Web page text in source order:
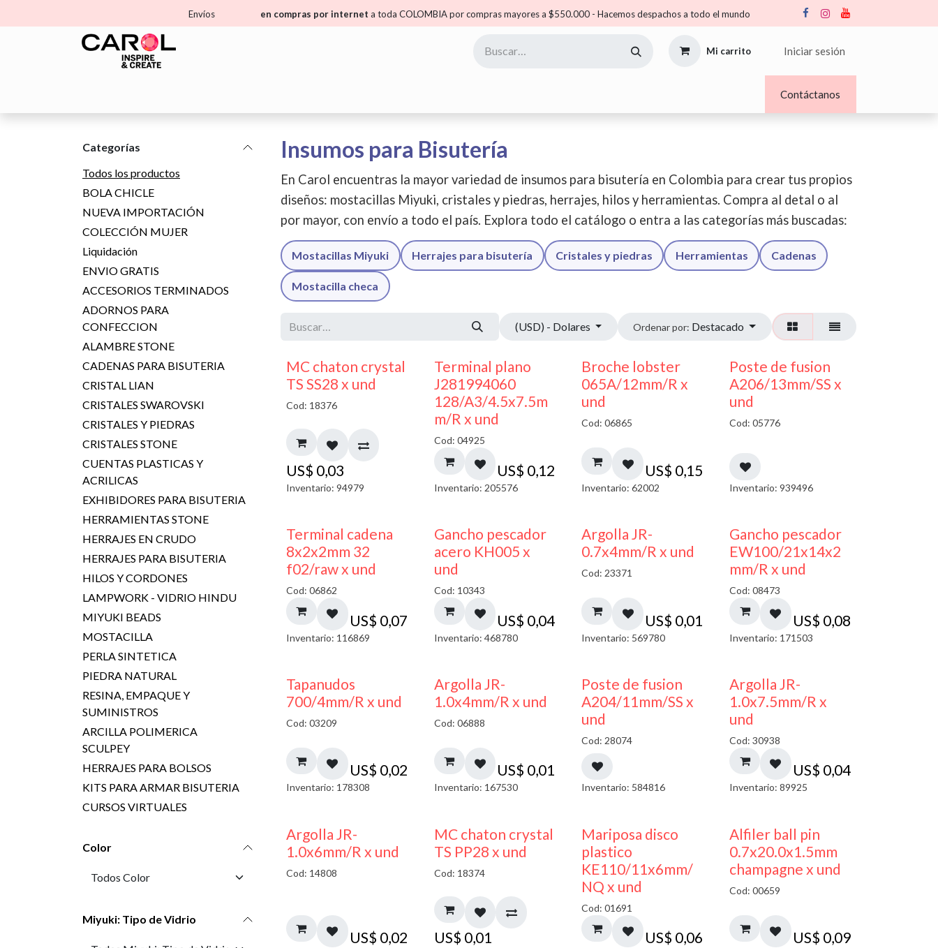
Envíos en compras por internet a toda COLOMBIA por compras mayores a $550.000 - Hacemos despachos a todo el mundo
Mi carrito Iniciar sesión
Contáctanos
Categorías
Todos los productos
BOLA CHICLE
NUEVA IMPORTACIÓN
COLECCIÓN MUJER
Liquidación
ENVIO GRATIS
ACCESORIOS TERMINADOS
ADORNOS PARA
CONFECCION
ALAMBRE STONE
CADENAS PARA BISUTERIA
CRISTAL LIAN
CRISTALES SWAROVSKI
CRISTALES Y PIEDRAS
CRISTALES STONE
CUENTAS PLASTICAS Y
ACRILICAS
EXHIBIDORES PARA BISUTERIA
HERRAMIENTAS STONE
HERRAJES EN CRUDO
HERRAJES PARA BISUTERIA
HILOS Y CORDONES
LAMPWORK - VIDRIO HINDU
MIYUKI BEADS
MOSTACILLA
PERLA SINTETICA
PIEDRA NATURAL
RESINA, EMPAQUE Y
SUMINISTROS
ARCILLA POLIMERICA
SCULPEY
HERRAJES PARA BOLSOS
KITS PARA ARMAR BISUTERIA
CURSOS VIRTUALES
Color
Miyuki: Tipo de Vidrio
Insumos para Bisutería
En Carol encuentras la mayor variedad de insumos para bisutería en Colombia para crear tus propios
diseños: mostacillas Miyuki, cristales y piedras, herrajes, hilos y herramientas. Compra al detal o al
por mayor, con envío a todo el país. Explora todo el catálogo o entra a las categorías más buscadas:
Mostacillas Miyuki Herrajes para bisutería Cristales y piedras Herramientas Cadenas
Mostacilla checa
(USD) - Dolares Ordenar por: Destacado
MC chaton crystal
TS SS28 x und
Cod: 18376
US$ 0,03
Inventario: 94979
Terminal plano
J281994060
128/A3/4.5x7.5m
m/R x und
Cod: 04925
US$ 0,12
Inventario: 205576
Broche lobster
065A/12mm/R x
und
Cod: 06865
US$ 0,15
Inventario: 62002
Poste de fusion
A206/13mm/SS x
und
Cod: 05776
Inventario: 939496
Terminal cadena
8x2x2mm 32
f02/raw x und
Cod: 06862
US$ 0,07
Inventario: 116869
Gancho pescador
acero KH005 x
und
Cod: 10343
US$ 0,04
Inventario: 468780
Argolla JR-
0.7x4mm/R x und
Cod: 23371
US$ 0,01
Inventario: 569780
Gancho pescador
EW100/21x14x2
mm/R x und
Cod: 08473
US$ 0,08
Inventario: 171503
Tapanudos
700/4mm/R x und
Cod: 03209
US$ 0,02
Inventario: 178308
Argolla JR-
1.0x4mm/R x und
Cod: 06888
US$ 0,01
Inventario: 167530
Poste de fusion
A204/11mm/SS x
und
Cod: 28074
Inventario: 584816
Argolla JR-
1.0x7.5mm/R x
und
Cod: 30938
US$ 0,04
Inventario: 89925
Argolla JR-
1.0x6mm/R x und
Cod: 14808
US$ 0,02
MC chaton crystal
TS PP28 x und
Cod: 18374
US$ 0,01
Mariposa disco
plastico
KE110/11x6mm/
NQ x und
Cod: 01691
US$ 0,06
Alfiler ball pin
0.7x20.0x1.5mm
champagne x und
Cod: 00659
US$ 0,09